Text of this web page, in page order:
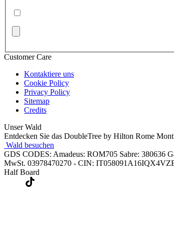
Customer Care
Kontaktiere uns
Cookie Policy
Privacy Policy
Sitemap
Credits
Unser Wald
Entdecken Sie das DoubleTree by Hilton Rome
Wald besuchen
GDS CODES: Amadeus: ROM705 Sabre: 380636
MwSt. 03978470270 - CIN:
Half Board